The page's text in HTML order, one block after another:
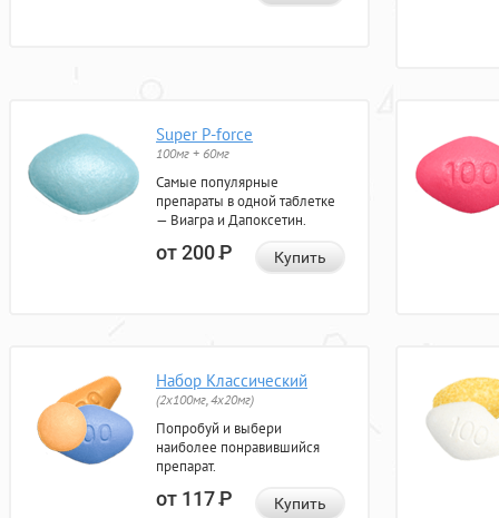
Super P-force
100мг + 60мг
Самые популярные
препараты в одной таблетке
— Виагра и Дапоксетин.
от 200Р Купить
Набор Классический
(2x100мг, 4x20мг)
Попробуй и выбери
наиболее понравившийся
препарат.
от 117Р Купить